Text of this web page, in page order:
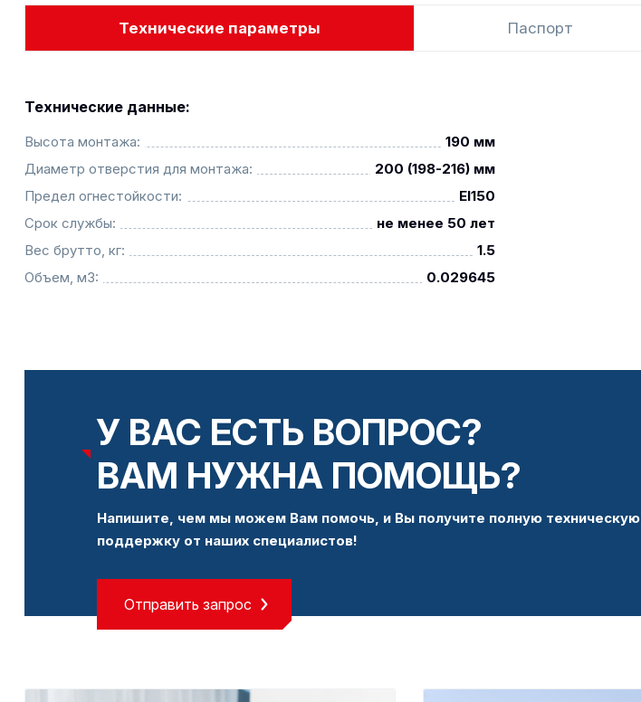
Технические параметры Паспорт
Технические данные:
Высота монтажа:
190 мм
Диаметр отверстия для монтажа:
200 (198-216) мм
Предел огнестойкости:
EI150
Срок службы:
не менее 50 лет
Вес брутто, кг:
1.5
Объем, м3:
0.029645
У ВАС ЕСТЬ ВОПРОС?
ВАМ НУЖНА ПОМОЩЬ?
Напишите, чем мы можем Вам помочь, и Вы получите полную техническую
поддержку от наших специалистов!
Отправить запрос